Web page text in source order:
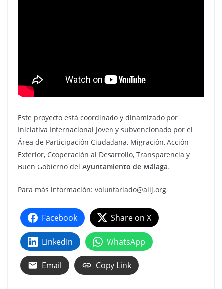
Este proyecto está coordinado y dinamizado por
Iniciativa Internacional Joven y subvencionado por el
Área de Participación Ciudadana, Migración, Acción
Exterior, Cooperación al Desarrollo, Transparencia y
Buen Gobierno del Ayuntamiento de Málaga.
Para más información: voluntariado@aiij.org
Facebook Share on X
LinkedIn WhatsApp
Email Copy Link